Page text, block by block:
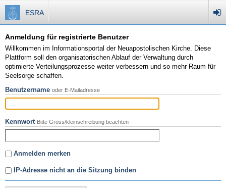
ESRA
Anmeldung für registrierte Benutzer
Willkommen im Informationsportal der Neuapostolischen Kirche. Diese
Plattform soll den organisatorischen Ablauf der Verwaltung durch
optimierte Verteilungsprozesse weiter verbessern und so mehr Raum für
Seelsorge schaffen.
Benutzername oder E-Mailadresse
Kennwort Bitte Gross/kleinschreibung beachten
Anmelden merken
IP-Adresse nicht an die Sitzung binden